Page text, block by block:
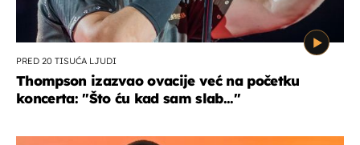
PRED 20 TISUĆA LJUDI
Thompson izazvao ovacije već na početku
koncerta: "Što ću kad sam slab..."